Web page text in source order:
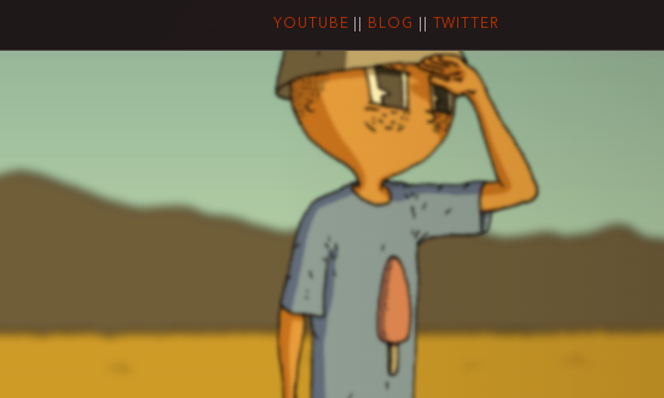
YOUTUBE BLOG TWITTER